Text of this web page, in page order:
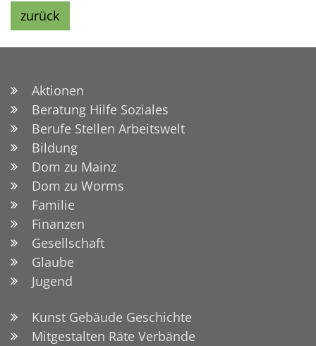
zurück
Aktionen
Beratung Hilfe Soziales
Berufe Stellen Arbeitswelt
Bildung
Dom zu Mainz
Dom zu Worms
Familie
Finanzen
Gesellschaft
Glaube
Jugend
Kunst Gebäude Geschichte
Mitgestalten Räte Verbände